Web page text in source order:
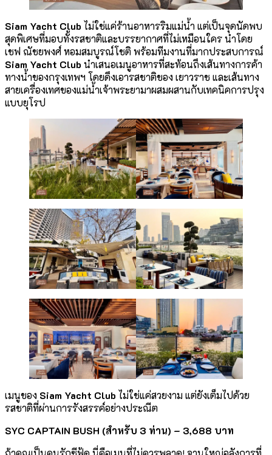
Siam Yacht Club ไม่ใช่แค่ร้านอาหารริมแม่น้ำ แต่เป็นจุดนัดพบ
สุดพิเศษที่มอบทั้งรสชาติและบรรยากาศที่ไม่เหมือนใคร นำโดย
เชฟ ณัชยพงศ์ หอมสมบูรณ์โชติ พร้อมทีมงานที่มากประสบการณ์
Siam Yacht Club นำเสนอเมนูอาหารที่สะท้อนถึงเส้นทางการค้า
ทางน้ำของกรุงเทพฯ โดยดึงเอารสชาติของ เยาวราช และเส้นทาง
สายเครื่องเทศของแม่น้ำเจ้าพระยามาผสมผสานกับเทคนิคการปรุง
แบบยุโรป
เมนูของ Siam Yacht Club ไม่ใช่แค่สวยงาม แต่ยังเต็มไปด้วย
รสชาติที่ผ่านการรังสรรค์อย่างประณีต
SYC CAPTAIN BUSH (สำหรับ 3 ท่าน) – 3,688 บาท